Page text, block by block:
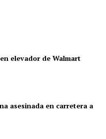
elevador de Walmart
asesinada en carretera a